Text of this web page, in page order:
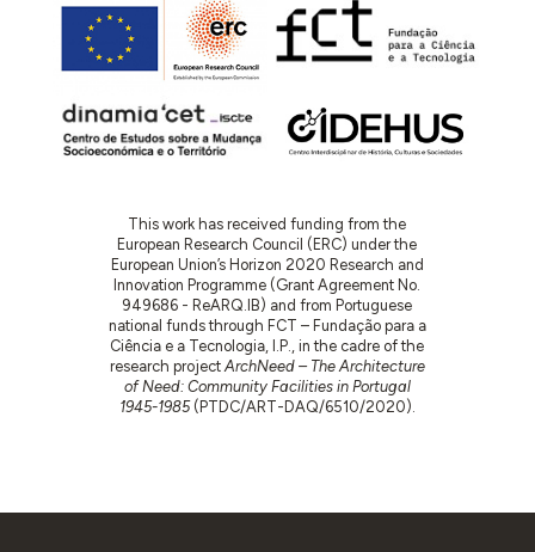
This work has received funding from the
European Research Council (ERC) under the
European Union’s Horizon 2020 Research and
Innovation Programme (Grant Agreement No.
949686 - ReARQ.IB) and from Portuguese
national funds through FCT – Fundação para a
Ciência e a Tecnologia, I.P., in the cadre of the
research projectArchNeed – The Architecture
of Need: Community Facilities in Portugal
1945-1985(PTDC/ART-DAQ/6510/2020).